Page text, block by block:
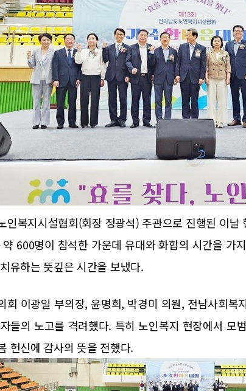
인복지시설협회(회장 정광석) 주관으로 진행된 이
약 600명이 참석한 가운데 유대와 화합의 시간을 가
유하는 뜻깊은 시간을 보냈다.
회 이광일 부의장, 윤명희, 박경미 의원, 전남사회복
들의 노고를 격려했다. 특히 노인복지 현장에서 모
헌신에 감사의 뜻을 전했다.